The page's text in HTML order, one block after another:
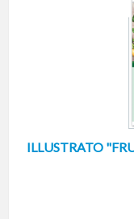
ILLUSTRATO